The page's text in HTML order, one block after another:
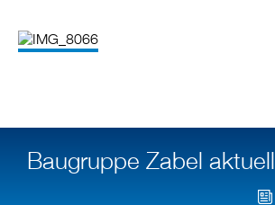
Baugruppe Zabel aktuell